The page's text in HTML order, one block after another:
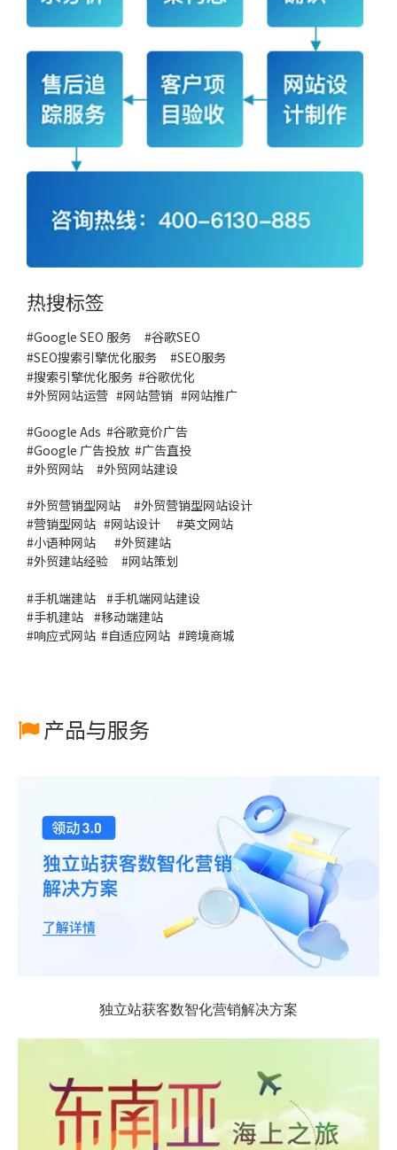
热搜标签
#Google SEO 服务 #谷歌SEO
#SEO搜索引擎优化服务 #SEO服务
#搜索引擎优化服务 #谷歌优化
#外贸网站运营 #网站营销 #网站推广
#Google Ads #谷歌竞价广告
#Google 广告投放 #广告直投
#外贸网站 #外贸网站建设
#外贸营销型网站 #外贸营销型网站设计
#营销型网站 #网站设计 #英文网站
#小语种网站 #外贸建站
#外贸建站经验 #网站策划
#手机端建站 #手机端网站建设
#手机建站 #移动端建站
#响应式网站 #自适应网站 #跨境商城
产品与服务
独立站获客数智化营销解决方案